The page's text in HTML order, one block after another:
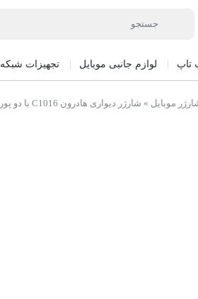
تاپ لوازم جانبی موبایل تجهیزات شبکه
موبایل » شارژر دیواری هادرون C1016 با دو پورت USB-C توان 65 وات